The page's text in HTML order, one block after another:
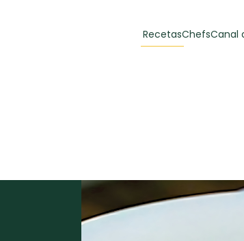
RecetasChefsCanal